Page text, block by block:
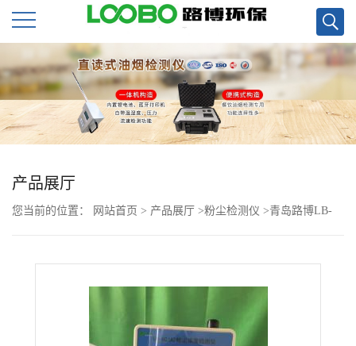
公
司
首
页
公
产品展厅
您当前的位置： 网站首页 > 产品展厅 >粉尘检测仪 >青岛路博LB-